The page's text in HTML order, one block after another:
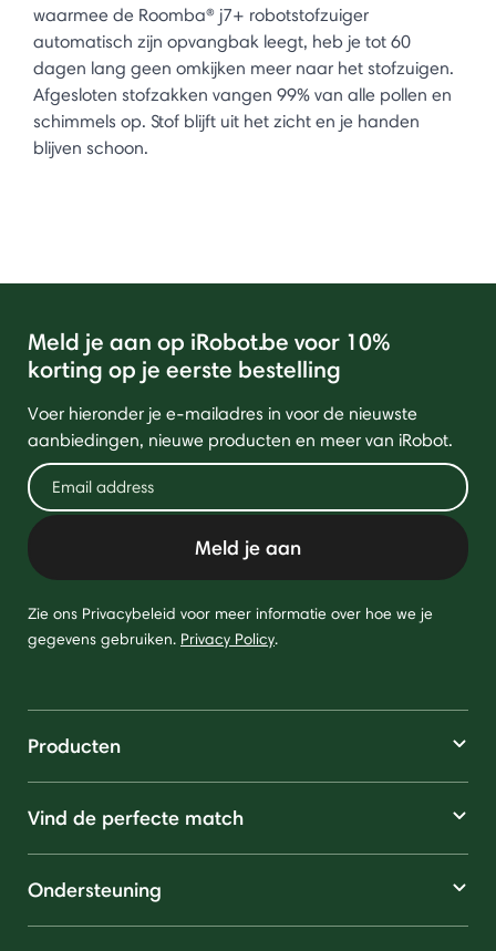
waarmee de Roomba® j7+ robotstofzuiger
automatisch zijn opvangbak leegt, heb je tot 60
dagen lang geen omkijken meer naar het stofzuigen.
Afgesloten stofzakken vangen 99% van alle pollen en
schimmels op. Stof blijft uit het zicht en je handen
blijven schoon.
Meld je aan op iRobot.be voor 10%
korting op je eerste bestelling
Voer hieronder je e-mailadres in voor de nieuwste
aanbiedingen, nieuwe producten en meer van iRobot.
Meld je aan
Zie ons Privacybeleid voor meer informatie over hoe we je
gegevens gebruiken. Privacy Policy.
Producten
Vind de perfecte match
Ondersteuning